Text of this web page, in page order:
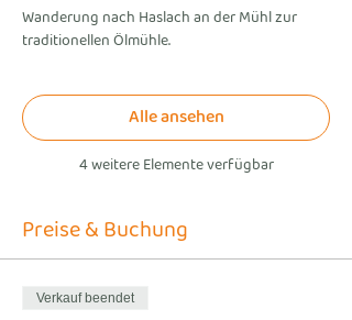
Wanderung nach Haslach an der Mühl zur
traditionellen Ölmühle.
4 weitere Elemente verfügbar
Alle ansehen
Preise & Buchung
Verkauf beendet